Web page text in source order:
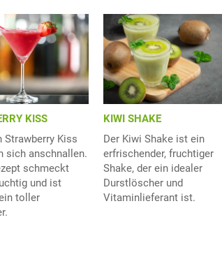
KISS
Strawberry Kiss
sich anschnallen.
schmeckt
und ist
toller
KIWI SHAKE
Der Kiwi Shake ist ein
erfrischender, fruchtiger
Shake, der ein idealer
Durstlöscher und
Vitaminlieferant ist.